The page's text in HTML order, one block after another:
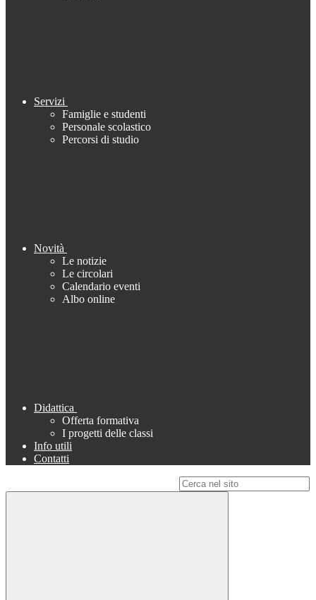
Servizi
Famiglie e studenti
Personale scolastico
Percorsi di studio
Novità
Le notizie
Le circolari
Calendario eventi
Albo online
Didattica
Offerta formativa
I progetti delle classi
Info utili
Contatti